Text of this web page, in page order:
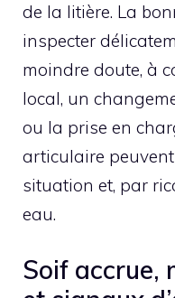
de la litière. La
inspecter
moindre doute, à
local, un
ou la prise en
articulaire
situation et, par
eau.
Soif accrue,